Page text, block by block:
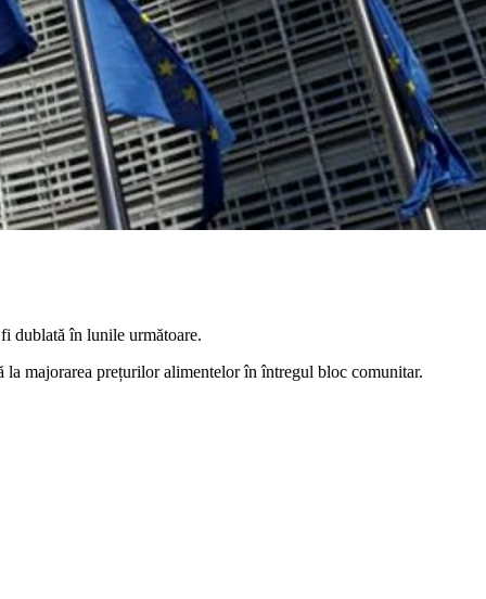
dublată în lunile următoare.
la majorarea prețurilor alimentelor în întregul bloc comunitar.